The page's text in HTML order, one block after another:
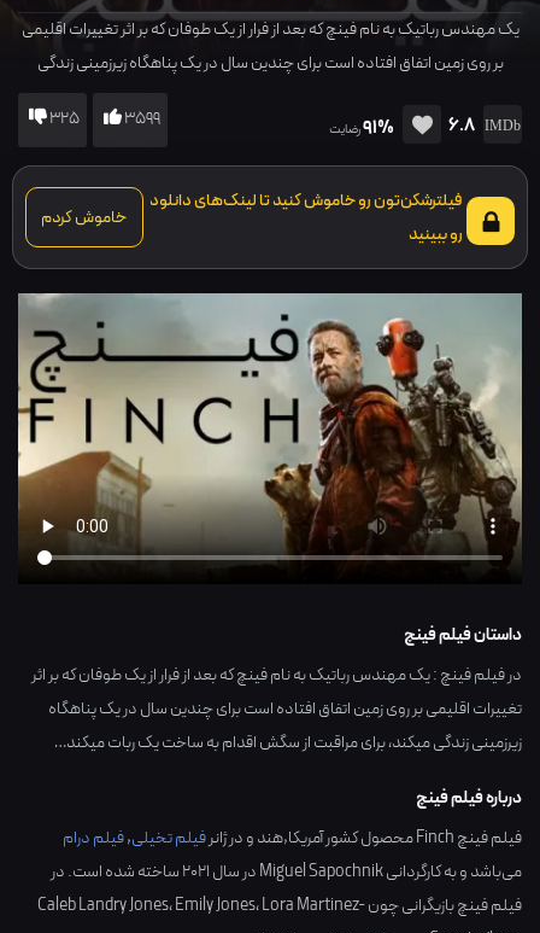
یک مهندس رباتیک به نام فینچ که بعد از فرار از یک طوفان که بر اثر تغییرات اقلیمی
بر روی زمین اتفاق افتاده است برای چندین سال در یک پناهگاه زیرزمینی زندگی
میکند، برای مراقبت از سگش اقدام به ساخت یک ربات میکند…
6.8
91%رضایت 3599
325
فیلترشکن‌تون رو خاموش کنید تا لینک‌های دانلود
رو ببینید
خاموش کردم
داستان فیلم فینچ
در فیلم فینچ : یک مهندس رباتیک به نام فینچ که بعد از فرار از یک طوفان که بر اثر
تغییرات اقلیمی بر روی زمین اتفاق افتاده است برای چندین سال در یک پناهگاه
زیرزمینی زندگی میکند، برای مراقبت از سگش اقدام به ساخت یک ربات میکند…
درباره فیلم فینچ
فیلم فینچ Finch محصول کشور آمریکا,هندو در ژانرفیلم تخیلی,فیلم درام
می‌باشد و به کارگردانیMiguel Sapochnikدر سال2021ساخته شده است. در
فیلم فینچ بازیگرانی چون
Caleb Landry Jones،Emily Jones،Lora Martinez-